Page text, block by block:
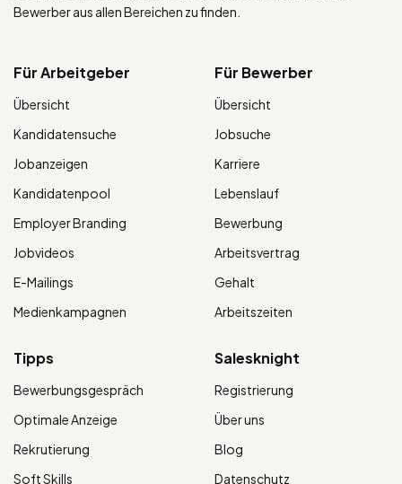
Bewerber aus allen Bereichen zu finden.
Für Arbeitgeber
Übersicht
Kandidatensuche
Jobanzeigen
Kandidatenpool
Employer Branding
Jobvideos
E-Mailings
Medienkampagnen
Für Bewerber
Übersicht
Jobsuche
Karriere
Lebenslauf
Bewerbung
Arbeitsvertrag
Gehalt
Arbeitszeiten
Tipps
Bewerbungsgespräch
Optimale Anzeige
Rekrutierung
Soft Skills
Salesknight
Registrierung
Über uns
Blog
Datenschutz